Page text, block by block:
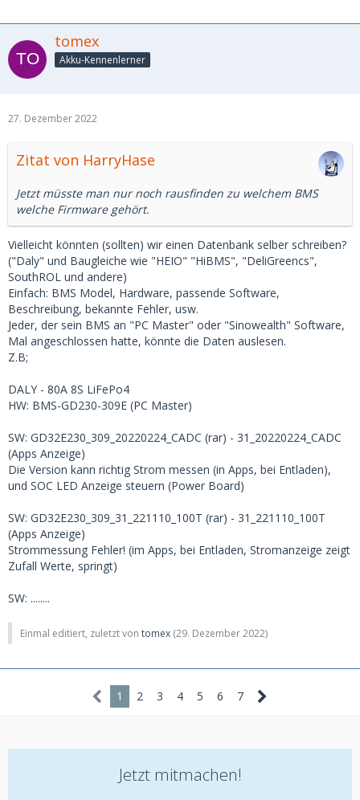
tomex
Akku-Kennenlerner
27. Dezember 2022
Zitat von HarryHase
Jetzt müsste man nur noch rausfinden zu welchem BMS
welche Firmware gehört.
Vielleicht könnten (sollten) wir einen Datenbank selber schreiben?
("Daly" und Baugleiche wie "HEIO" "HiBMS", "DeliGreencs",
SouthROL und andere)
Einfach: BMS Model, Hardware, passende Software,
Beschreibung, bekannte Fehler, usw.
Jeder, der sein BMS an "PC Master" oder "Sinowealth" Software,
Mal angeschlossen hatte, könnte die Daten auslesen.
Z.B;
DALY - 80A 8S LiFePo4
HW: BMS-GD230-309E (PC Master)
SW: GD32E230_309_20220224_CADC (rar) - 31_20220224_CADC
(Apps Anzeige)
Die Version kann richtig Strom messen (in Apps, bei Entladen),
und SOC LED Anzeige steuern (Power Board)
SW: GD32E230_309_31_221110_100T (rar) - 31_221110_100T
(Apps Anzeige)
Strommessung Fehler! (im Apps, bei Entladen, Stromanzeige zeigt
Zufall Werte, springt)
SW: ........
Einmal editiert, zuletzt von tomex (29. Dezember 2022)
1 2 3 4 5 6 7
Jetzt mitmachen!